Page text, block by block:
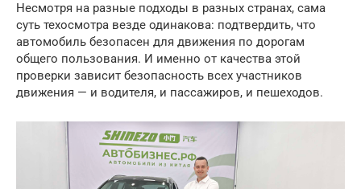
Несмотря на разные подходы в разных странах, сама
суть техосмотра везде одинакова: подтвердить, что
автомобиль безопасен для движения по дорогам
общего пользования. И именно от качества этой
проверки зависит безопасность всех участников
движения — и водителя, и пассажиров, и пешеходов.